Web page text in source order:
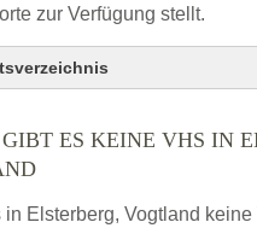
zur Verfügung stellt.
Tipps
Vogtland VHS-
ES KEINE VHS IN
in Elsterberg, Vogtland